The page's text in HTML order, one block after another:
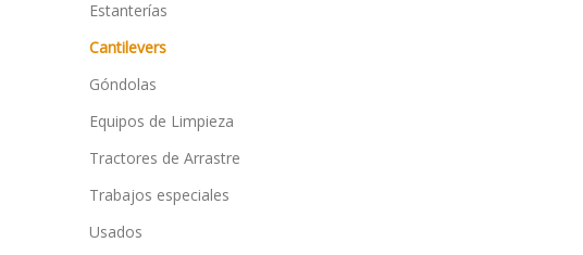
Estanterías
Cantilevers
Góndolas
Equipos de Limpieza
Tractores de Arrastre
Trabajos especiales
Usados